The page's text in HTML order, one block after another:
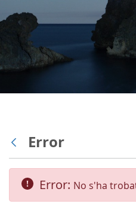
Vés enrere
Error
Error: No s'ha